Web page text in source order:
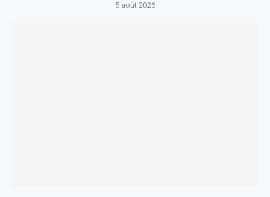
5 août 2026